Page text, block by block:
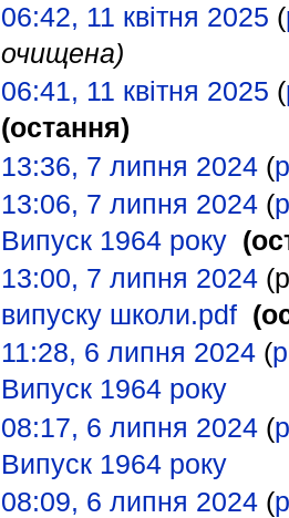
06:42, 11 квітня 2025 (
очищена)
06:41, 11 квітня 2025 (
(остання)
13:36, 7 липня 2024(
13:06, 7 липня 2024(
Випуск 1964 року‎
13:00, 7 липня 2024
випуску школи.pdf‎
11:28, 6 липня 2024(
Випуск 1964 року‎
08:17, 6 липня 2024(
Випуск 1964 року‎
08:09, 6 липня 2024(